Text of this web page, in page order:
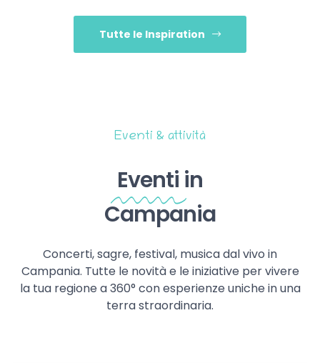
Tutte le Inspiration
Eventi & attività
Eventi in
Campania
Concerti, sagre, festival, musica dal vivo in
Campania. Tutte le novità e le iniziative per vivere
la tua regione a 360° con esperienze uniche in una
terra straordinaria.